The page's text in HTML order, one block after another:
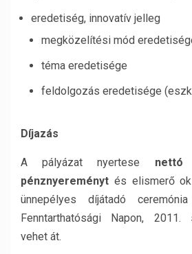
eredetiség, innovatív jelleg
megközelítési mód
téma eredetisége
feldolgozás eredetisége
Díjazás
A pályázat nyertese nettó
pénznyereményt és elismerő
ünnepélyes díjátadó
Fenntarthatósági Napon, 2011.
vehet át.